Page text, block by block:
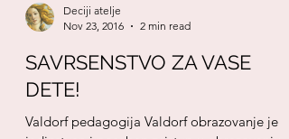
Nov 23, 2016
2 min read
SAVRSENSTVO ZA VASE
DETE!